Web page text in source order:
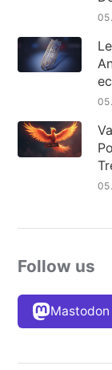
Follow us
Mastodon